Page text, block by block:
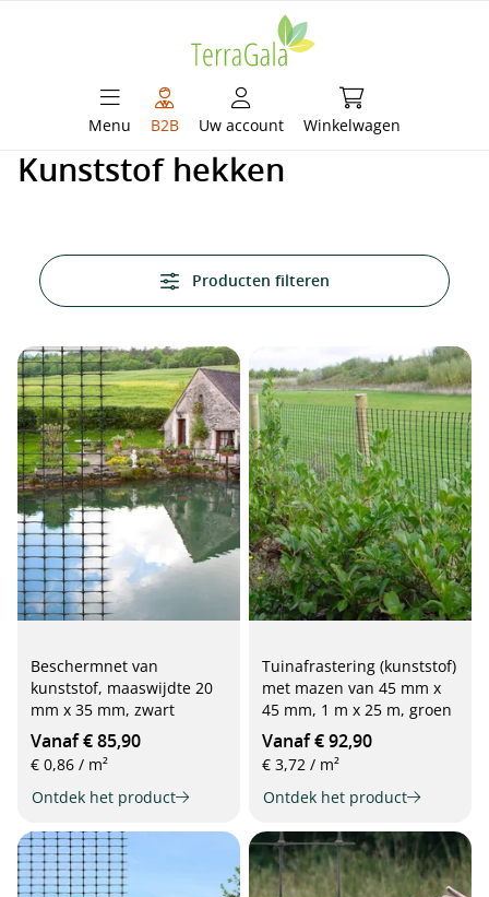
Menu B2B Uw account Winkelwagen
Winkelwagen
Kunststof hekken
Producten filteren
Beschermnet van
kunststof, maaswijdte 20
mm x 35 mm, zwart
Vanaf € 85,90
€ 0,86 / m²
Ontdek het product
Tuinafrastering (kunststof)
met mazen van 45 mm x
45 mm, 1 m x 25 m, groen
Vanaf € 92,90
€ 3,72 / m²
Ontdek het product